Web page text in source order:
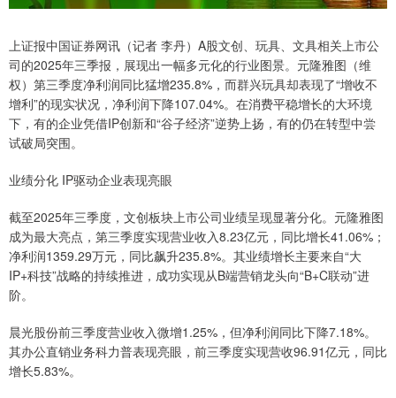
上证报中国证券网讯（记者 李丹）A股文创、玩具、文具相关上市公
司的2025年三季报，展现出一幅多元化的行业图景。元隆雅图（维
权）第三季度净利润同比猛增235.8%，而群兴玩具却表现了“增收不
增利”的现实状况，净利润下降107.04%。在消费平稳增长的大环境
下，有的企业凭借IP创新和“谷子经济”逆势上扬，有的仍在转型中尝
试破局突围。
业绩分化 IP驱动企业表现亮眼
截至2025年三季度，文创板块上市公司业绩呈现显著分化。元隆雅图
成为最大亮点，第三季度实现营业收入8.23亿元，同比增长41.06%；
净利润1359.29万元，同比飙升235.8%。其业绩增长主要来自“大
IP+科技”战略的持续推进，成功实现从B端营销龙头向“B+C联动”进
阶。
晨光股份前三季度营业收入微增1.25%，但净利润同比下降7.18%。
其办公直销业务科力普表现亮眼，前三季度实现营收96.91亿元，同比
增长5.83%。